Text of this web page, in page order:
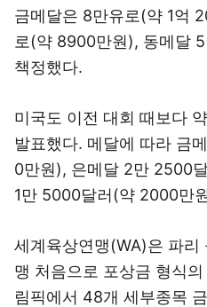
금메달은 8만유로(약 1억
로(약 8900만원), 동메달
책정했다.
미국도 이전 대회 때보다
발표했다. 메달에 따라 금
0만원), 은메달 2만 2500
1만 5000달러(약 2000만
세계육상연맹(WA)은 파리
맹 처음으로 포상금 형식
림픽에서 48개 세부종목